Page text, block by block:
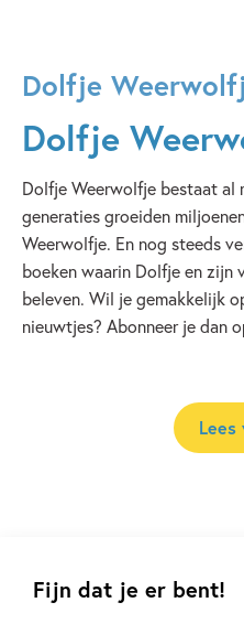
Fijn dat je er bent!
Dolfje
Dolfje
Dolfje Weerwolfje bestaat al
generaties groeiden
Weerwolfje. En nog steeds
boeken waarin Dolfje en zijn
beleven. Wil je gemakkelijk
nieuwtjes? Abonneer je dan
Lees
Andere boeken